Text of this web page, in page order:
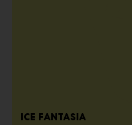
ICE fantasia